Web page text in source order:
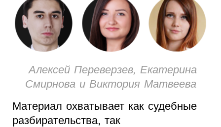
Алексей Переверзев, Екатерина
Смирнова и Виктория Матвеева
Материал охватывает как судебные
разбирательства, так